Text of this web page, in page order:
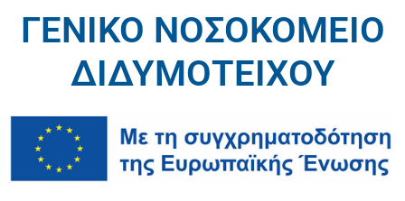
ΓΕΝΙΚΟ ΝΟΣΟΚΟΜΕΙΟ
ΔΙΔΥΜΟΤΕΙΧΟΥ